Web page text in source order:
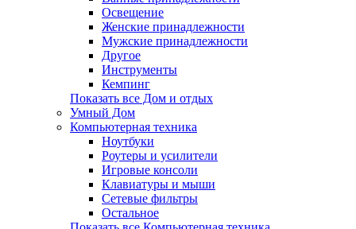
Освещение
Женские принадлежности
Мужские принадлежности
Другое
Инструменты
Кемпинг
Показать все Дом и отдых
Умный Дом
Компьютерная техника
Ноутбуки
Роутеры и усилители
Игровые консоли
Клавиатуры и мыши
Сетевые фильтры
Остальное